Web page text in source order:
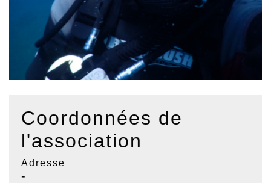
Coordonnées de
l'association
Adresse
-